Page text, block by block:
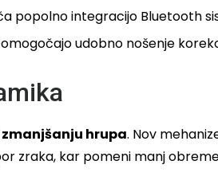
popolno integracijo Bluetooth
udobno nošenje
zmanjšanju hrupa. Nov
zraka, kar pomeni manj